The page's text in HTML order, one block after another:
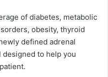
of diabetes, metabolic
obesity, thyroid
defined adrenal
designed to help you